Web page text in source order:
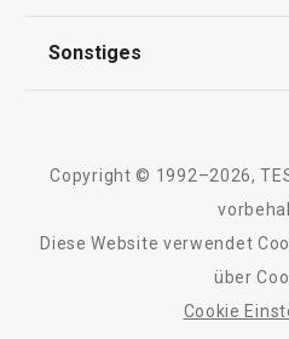
Rückgabe von Waren/
Sonstiges
Barrierefreiheit
Copyright © 1992–2026,
Diese Website verwendet
über
Cookie